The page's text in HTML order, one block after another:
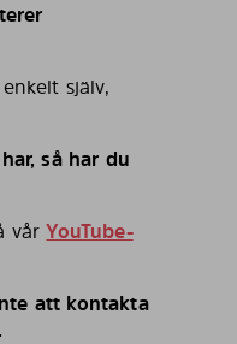
själv,
så har du
vårYouTube-
att kontakta